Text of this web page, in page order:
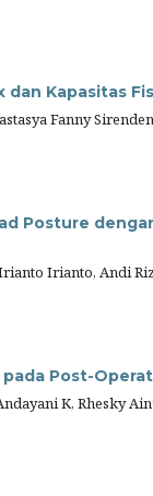
dan Kapasitas
Fanny
Posture
Irianto, Andi
Post-
K, Rhesky